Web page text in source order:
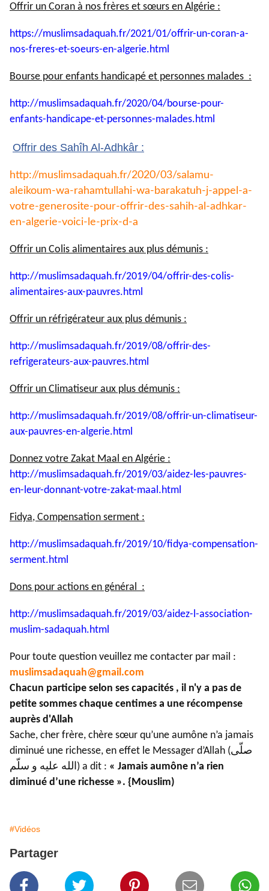
Offrir un Coran à nos frères et sœurs en Algérie :
https://muslimsadaquah.fr/2021/01/offrir-un-coran-a-
nos-freres-et-soeurs-en-algerie.html
Bourse pour enfants handicapé et personnes malades :
http://muslimsadaquah.fr/2020/04/bourse-pour-
enfants-handicape-et-personnes-malades.html
Offrir des Sahîh Al-Adhkâr :
http://muslimsadaquah.fr/2020/03/salamu-
aleikoum-wa-rahamtullahi-wa-barakatuh-j-appel-a-
votre-generosite-pour-offrir-des-sahih-al-adhkar-
en-algerie-voici-le-prix-d-a
Offrir un Colis alimentaires aux plus démunis :
http://muslimsadaquah.fr/2019/04/offrir-des-colis-
alimentaires-aux-pauvres.html
Offrir un réfrigérateur aux plus démunis :
http://muslimsadaquah.fr/2019/08/offrir-des-
refrigerateurs-aux-pauvres.html
Offrir un Climatiseur aux plus démunis :
http://muslimsadaquah.fr/2019/08/offrir-un-climatiseur-
aux-pauvres-en-algerie.html
Donnez votre Zakat Maal en Algérie :
http://muslimsadaquah.fr/2019/03/aidez-les-pauvres-
en-leur-donnant-votre-zakat-maal.html
Fidya, Compensation serment :
http://muslimsadaquah.fr/2019/10/fidya-compensation-
serment.html
Dons pour actions en général :
http://muslimsadaquah.fr/2019/03/aidez-l-association-
muslim-sadaquah.html
Pour toute question veuillez me contacter par mail :
muslimsadaquah@gmail.com
Chacun participe selon ses capacités , il n'y a pas de
petite sommes chaque centimes a une récompense
auprès d'Allah
Sache, cher frère, chère sœur qu’une aumône n’a jamais
diminué une richesse, en effet le Messager d’Allah (صلّى
الله عليه و سلّم) a dit : « Jamais aumône n’a rien
diminué d’une richesse ». {Mouslim)
#Vidéos
Partager